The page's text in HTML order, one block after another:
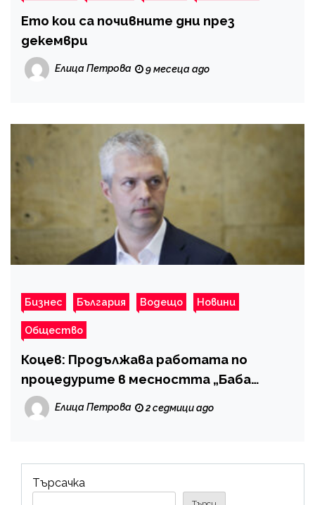
Ето кои са почивните дни през
декември
Елица Петрова 9 месеца ago
Бизнес България Водещо Новини
Общество
Коцев: Продължава работата по
процедурите в месността „Баба
Алино“
Елица Петрова 2 седмици ago
Търсачка